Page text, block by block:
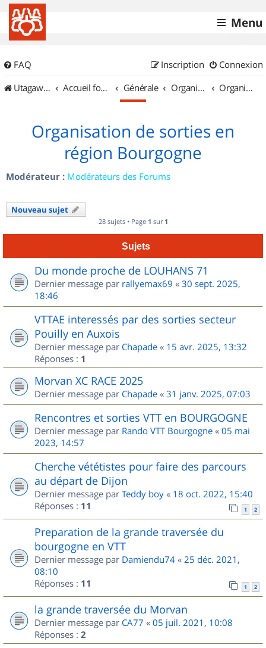
Menu
FAQ Connexion
Inscription
UtagawaVTT (Randos VTT et VTTAE avec traces GPS)
Accueil forum Générale Organisation de sorties & Recherche de partenaires Organisation de sorties en région Bourgogne
Organisation de sorties en
région Bourgogne
Modérateur : Modérateurs des Forums
Nouveau sujet
28 sujets • Page 1 sur 1
Sujets
Du monde proche de LOUHANS 71
Dernier message par rallyemax69 « 30 sept. 2025,
18:46
VTTAE interessés par des sorties secteur
Pouilly en Auxois
Dernier message par Chapade « 15 avr. 2025, 13:32
Réponses : 1
Morvan XC RACE 2025
Dernier message par Chapade « 31 janv. 2025, 07:03
Rencontres et sorties VTT en BOURGOGNE
Dernier message par Rando VTT Bourgogne « 05 mai
2023, 14:57
Cherche vététistes pour faire des parcours
au départ de Dijon
Dernier message par Teddy boy « 18 oct. 2022, 15:40
Réponses : 11 1 2
Preparation de la grande traversée du
bourgogne en VTT
Dernier message par Damiendu74 « 25 déc. 2021,
08:10
Réponses : 11 1 2
la grande traversée du Morvan
Dernier message par CA77 « 05 juil. 2021, 10:08
Réponses : 2